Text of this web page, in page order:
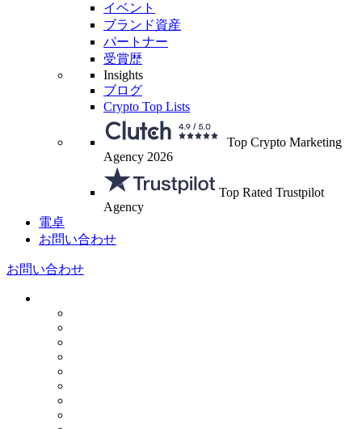
イベント
ブランド資産
パートナー
受賞歴
Insights
ブログ
Crypto Top Lists
Top Crypto Marketing
Agency 2026
Top Rated Trustpilot
Agency
電卓
お問い合わせ
お問い合わせ